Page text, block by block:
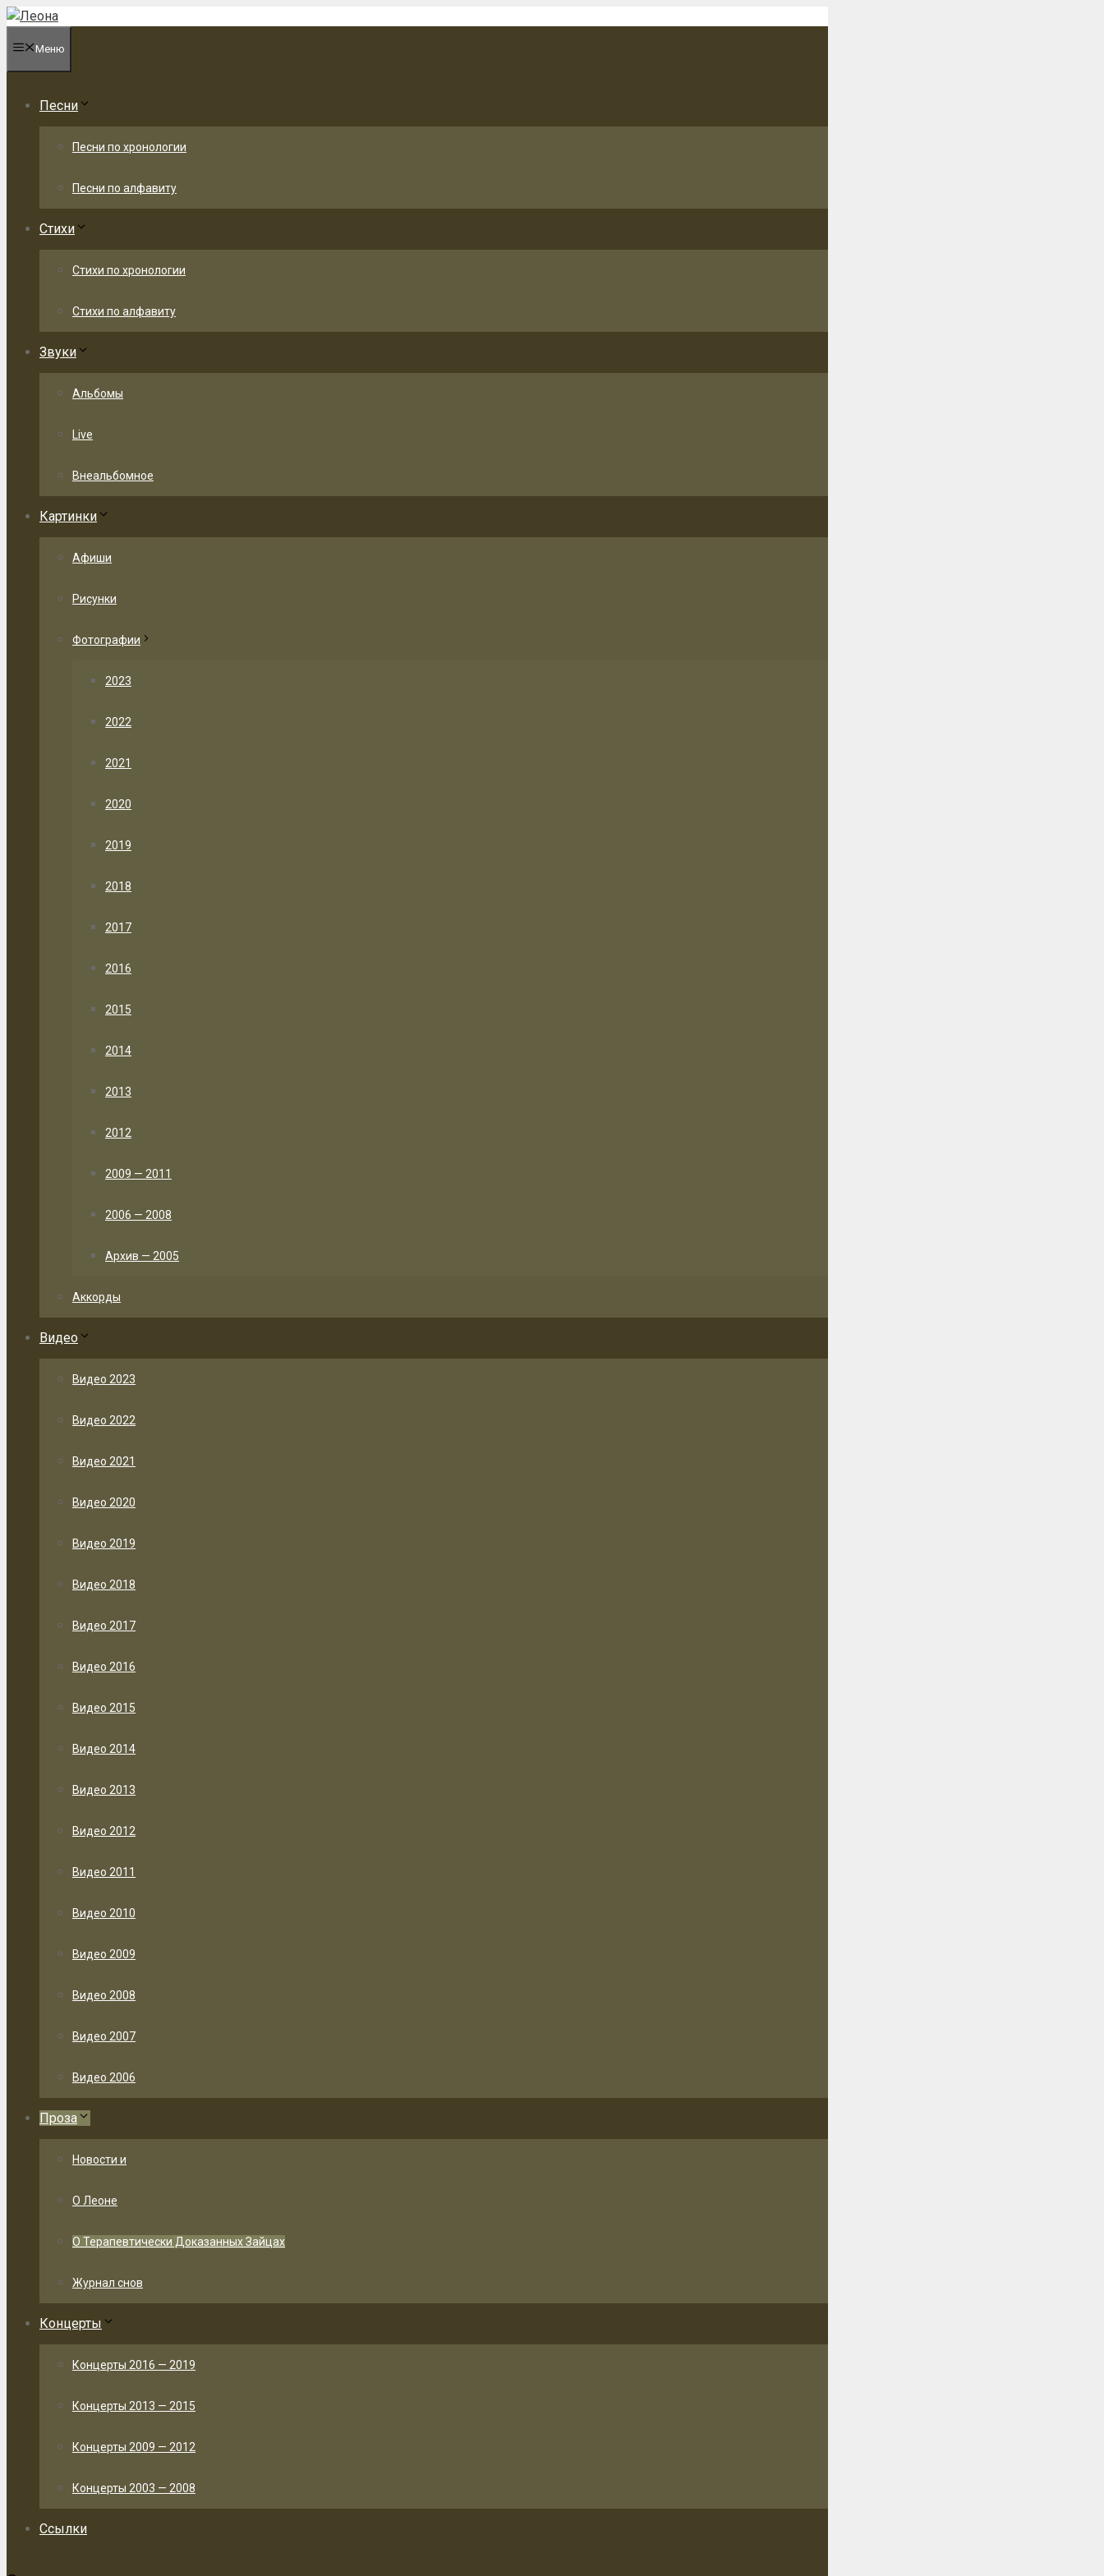
Перейти
содержимому
Меню
Песни
Песни по хронологии
Песни по алфавиту
Стихи
Стихи по хронологии
Стихи по алфавиту
Звуки
Альбомы
Live
Внеальбомное
Картинки
Афиши
Рисунки
Фотографии
2023
2022
2021
2020
2019
2018
2017
2016
2015
2014
2013
2012
2009 — 2011
2006 — 2008
Архив — 2005
Аккорды
Видео
Видео 2023
Видео 2022
Видео 2021
Видео 2020
Видео 2019
Видео 2018
Видео 2017
Видео 2016
Видео 2015
Видео 2014
Видео 2013
Видео 2012
Видео 2011
Видео 2010
Видео 2009
Видео 2008
Видео 2007
Видео 2006
Проза
Новости и
О Леоне
О Терапевтически Доказанных Зайцах
Журнал снов
Концерты
Концерты 2016 — 2019
Концерты 2013 — 2015
Концерты 2009 — 2012
Концерты 2003 — 2008
Ссылки